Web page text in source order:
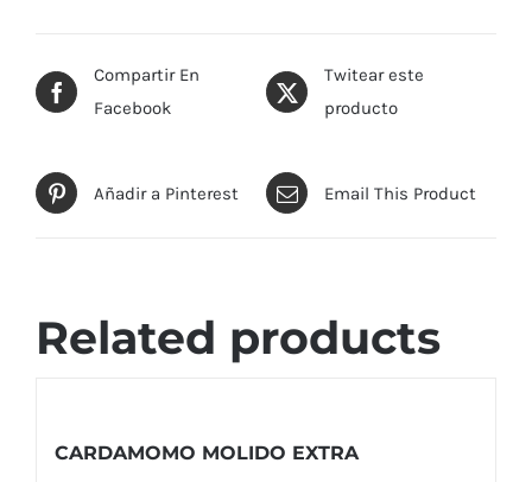
Compartir En
Facebook
Twitear este
producto
Añadir a Pinterest Email This Product
Related products
CARDAMOMO MOLIDO EXTRA